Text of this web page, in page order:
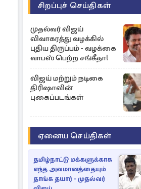
சிறப்புச் செய்திகள்
முதல்வர் விஜய்
விவாகரத்து வழக்கில்
புதிய திருப்பம் - வழக்கை
வாபஸ் பெற்ற சங்கீதா!
விஜய் மற்றும் நடிகை
திரிஷாவின்
புகைப்படங்கள்
ஏனைய செய்திகள்
தமிழ்நாட்டு மக்களுக்காக
எந்த அவமானத்தையும்
தாங்க தயார் - முதல்வர்